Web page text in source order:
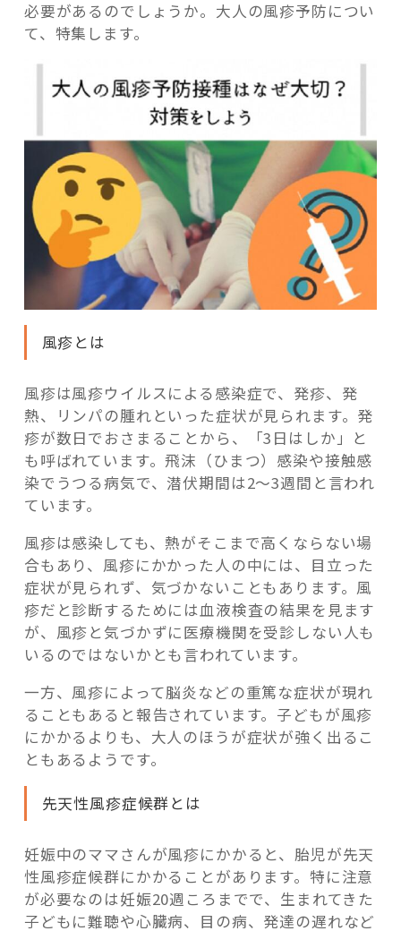
必要があるのでしょうか。大人の風疹予防につい
て、特集します。
風疹とは
風疹は風疹ウイルスによる感染症で、発疹、発
熱、リンパの腫れといった症状が見られます。発
疹が数日でおさまることから、「3日はしか」と
も呼ばれています。飛沫（ひまつ）感染や接触感
染でうつる病気で、潜伏期間は2～3週間と言われ
ています。
風疹は感染しても、熱がそこまで高くならない場
合もあり、風疹にかかった人の中には、目立った
症状が見られず、気づかないこともあります。風
疹だと診断するためには血液検査の結果を見ます
が、風疹と気づかずに医療機関を受診しない人も
いるのではないかとも言われています。
一方、風疹によって脳炎などの重篤な症状が現れ
ることもあると報告されています。子どもが風疹
にかかるよりも、大人のほうが症状が強く出るこ
ともあるようです。
先天性風疹症候群とは
妊娠中のママさんが風疹にかかると、胎児が先天
性風疹症候群にかかることがあります。特に注意
が必要なのは妊娠20週ころまでで、生まれてきた
子どもに難聴や心臓病、目の病、発達の遅れなど